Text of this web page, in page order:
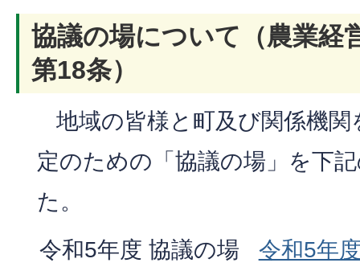
協議の場について（農業経
第18条）
地域の皆様と町及び関係機関
定のための「協議の場」を下
た。
令和5年度 協議の場 令和5年